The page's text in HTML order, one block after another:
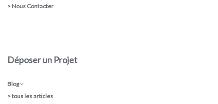
> Nous Contacter
Déposer un Projet
Blog
>tous les articles